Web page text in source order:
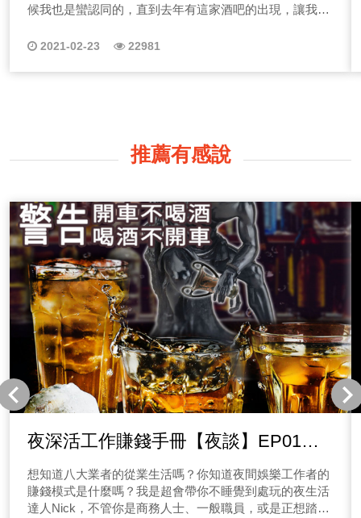
候我也是蠻認同的，直到去年有這家酒吧的出現，讓我為
旁，地點真的是要讓我找一下，位於一條小巷子裡面，但
2021-02-23 22981
推薦有感說
夜深活工作賺錢手冊【夜談】EP01｜
去酒店的都哪三種人？
想知道八大業者的從業生活嗎？你知道夜間娛樂工作者的
賺錢模式是什麼嗎？我是超會帶你不睡覺到處玩的夜生活
達人Nick，不管你是商務人士、一般職員，或是正想踏入